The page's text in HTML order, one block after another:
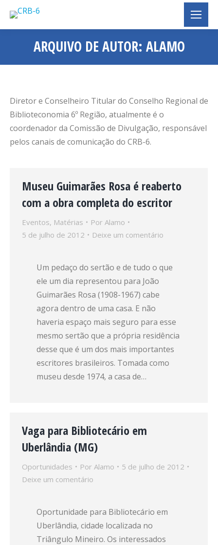
ARQUIVO DE AUTOR: ALAMO
Você está aqui:
Diretor e Conselheiro Titular do Conselho Regional de
Biblioteconomia 6º Região, atualmente é o
coordenador da Comissão de Divulgação, responsável
pelos canais de comunicação do CRB-6.
Museu Guimarães Rosa é reaberto
com a obra completa do escritor
Eventos, Matérias Por Alamo
5 de julho de 2012
Deixe um comentário
Um pedaço do sertão e de tudo o que
ele um dia representou para João
Guimarães Rosa (1908-1967) cabe
agora dentro de uma casa. E não
haveria espaço mais seguro para esse
mesmo sertão que a própria residência
desse que é um dos mais importantes
escritores brasileiros. Tomada como
museu desde 1974, a casa de…
Vaga para Bibliotecário em
Uberlândia (MG)
Oportunidades Por Alamo
5 de julho de 2012
Deixe um comentário
Oportunidade para Bibliotecário em
Uberlândia, cidade localizada no
Triângulo Mineiro. Os interessados